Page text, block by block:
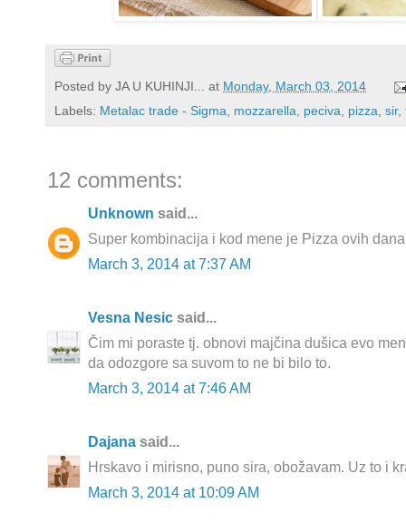
Posted by JA U KUHINJI... at Monday, March 03, 2014
Labels: Metalac trade - Sigma, mozzarella, peciva, pizza, sir,
12 comments:
Unknown said...
Super kombinacija i kod mene je Pizza ovih
March 3, 2014 at 7:37 AM
Vesna Nesic said...
Čim mi poraste tj. obnovi majčina dušica evo
da odozgore sa suvom to ne bi bilo to.
March 3, 2014 at 7:46 AM
Dajana said...
Hrskavo i mirisno, puno sira, obožavam. Uz to i
March 3, 2014 at 10:09 AM